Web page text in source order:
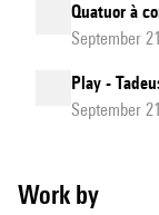
Quatuor à
September
Play -
September
Work by